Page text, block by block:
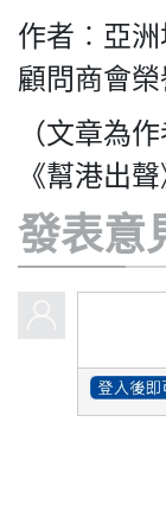
作者︰亞
顧問商會
（文章為
《幫港出
發表意